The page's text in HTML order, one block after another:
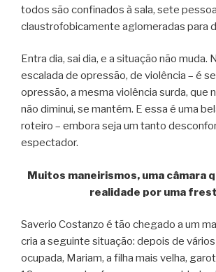
todos são confinados à sala, sete
claustrofobicamente aglomeradas para
Entra dia, sai dia, e a situação não muda.
escalada de opressão, de violência – é
opressão, a mesma violência surda, que
não diminui, se mantém. E essa é uma
roteiro – embora seja um tanto
espectador.
Muitos maneirismos, uma câmara
realidade por uma
Saverio Costanzo é tão chegado a um
cria a seguinte situação: depois de
ocupada, Mariam, a filha mais velha,